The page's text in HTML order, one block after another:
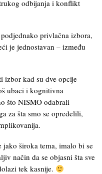
odbijanja i konflikt
privlačna izbora,
je jednostavan – između
izbor kad su dve opcije
ubaci i kognitivna
što NISMO odabrali
za šta smo se opredelili,
jako široka tema, imalo bi se
način da se objasni šta sve
tek kasnije.